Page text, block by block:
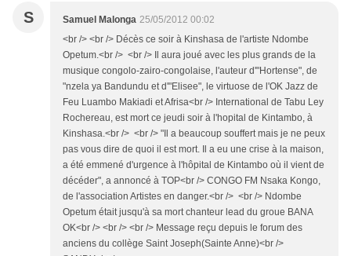
S Samuel Malonga 25/05/2012 00:02
<br /> <br /> Décès ce soir à Kinshasa de l'artiste Ndombe
Opetum.<br /> <br /> Il aura joué avec les plus grands de la
musique congolo-zairo-congolaise, l'auteur d'"Hortense", de
"nzela ya Bandundu et d'"Elisee", le virtuose de l'OK Jazz de
Feu Luambo Makiadi et Afrisa<br /> International de Tabu Ley
Rochereau, est mort ce jeudi soir à l'hopital de Kintambo, à
Kinshasa.<br /> <br /> "Il a beaucoup souffert mais je ne peux
pas vous dire de quoi il est mort. Il a eu une crise à la maison,
a été emmené d'urgence à l'hôpital de Kintambo où il vient de
décéder", a annoncé à TOP<br /> CONGO FM Nsaka Kongo,
de l'association Artistes en danger.<br /> <br /> Ndombe
Opetum était jusqu'à sa mort chanteur lead du groue BANA
OK<br /> <br /> <br /> Message reçu depuis le forum des
anciens du collège Saint Joseph(Sainte Anne)<br />